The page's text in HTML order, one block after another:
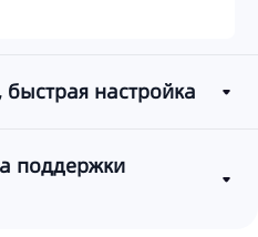
быстрая настройка
поддержки